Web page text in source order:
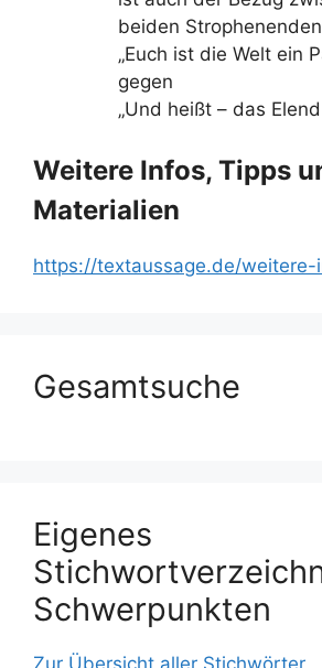
beiden
„Euch ist die Welt ein
gegen
„Und heißt – das
Weitere Infos, Tipps
Materialien
https://textaussage.de/weitere-
Gesamtsuche
Eigenes
Schwerpunkten
Zur Übersicht aller Stichwörter